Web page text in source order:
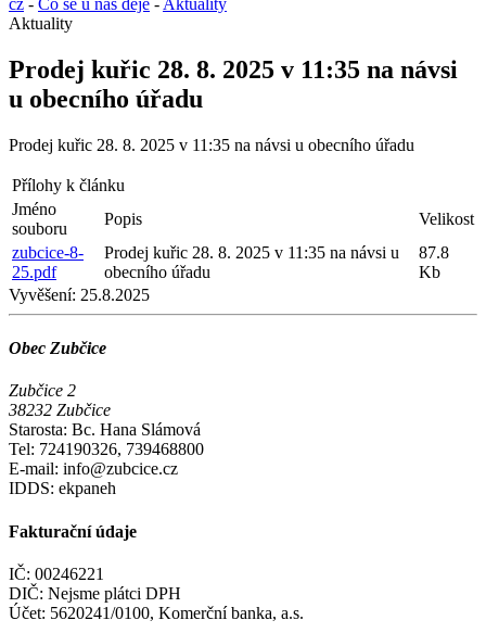
cz - Co se u nás děje - Aktuality
Aktuality
Prodej kuřic 28. 8. 2025 v 11:35 na návsi
u obecního úřadu
Prodej kuřic 28. 8. 2025 v 11:35 na návsi u obecního úřadu
Přílohy k článku
Jméno
souboru
Popis
Velikost
zubcice-8-
25.pdf
Prodej kuřic 28. 8. 2025 v 11:35 na návsi u
obecního úřadu
87.8
Kb
Vyvěšení: 25.8.2025
Obec Zubčice
Zubčice 2
38232 Zubčice
Starosta: Bc. Hana Slámová
Tel: 724190326, 739468800
E-mail: info@zubcice.cz
IDDS: ekpaneh
Fakturační údaje
IČ: 00246221
DIČ: Nejsme plátci DPH
Účet: 5620241/0100, Komerční banka, a.s.